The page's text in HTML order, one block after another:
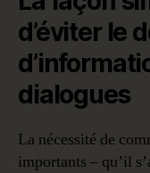
d’éviter le
dialogues
La nécessité de
importants – qu’il